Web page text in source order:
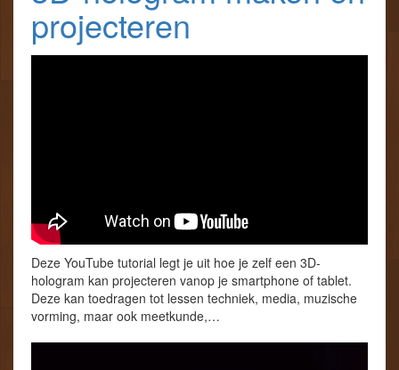
projecteren
Deze YouTube tutorial legt je uit hoe je zelf een 3D-
hologram kan projecteren vanop je smartphone of tablet.
Deze kan toedragen tot lessen techniek, media, muzische
vorming, maar ook meetkunde,…